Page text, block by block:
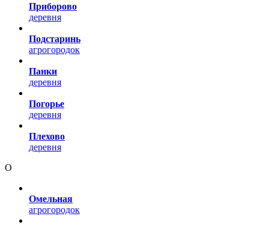
Приборово
деревня
Подстаринь
агрогородок
Панки
деревня
Погорье
деревня
Плехово
деревня
О
Омельная
агрогородок